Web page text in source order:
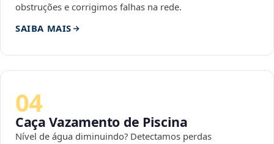
obstruções e corrigimos falhas na rede.
SAIBA MAIS
04
Caça Vazamento de Piscina
Nível de água diminuindo? Detectamos perdas